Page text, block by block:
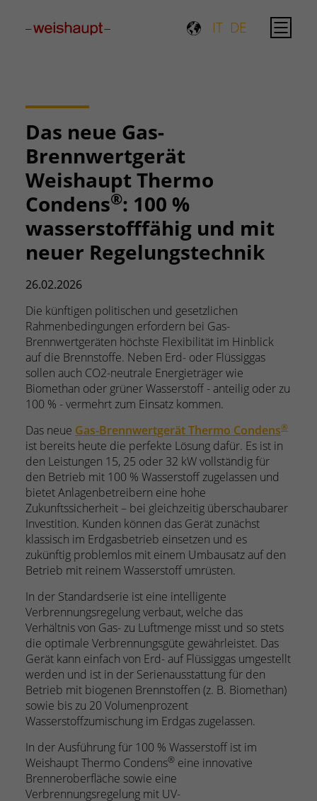
IT DE
Das neue Gas-
Brennwertgerät
Weishaupt Thermo
Condens®: 100 %
wasserstofffähig und mit
neuer Regelungstechnik
26.02.2026
Die künftigen politischen und gesetzlichen
Rahmenbedingungen erfordern bei Gas-
Brennwertgeräten höchste Flexibilität im Hinblick
auf die Brennstoffe. Neben Erd- oder Flüssiggas
sollen auch CO2-neutrale Energieträger wie
Biomethan oder grüner Wasserstoff - anteilig oder zu
100 % - vermehrt zum Einsatz kommen.
Das neue Gas-Brennwertgerät Thermo Condens®
ist bereits heute die perfekte Lösung dafür. Es ist in
den Leistungen 15, 25 oder 32 kW vollständig für
den Betrieb mit 100 % Wasserstoff zugelassen und
bietet Anlagenbetreibern eine hohe
Zukunftssicherheit – bei gleichzeitig überschaubarer
Investition. Kunden können das Gerät zunächst
klassisch im Erdgasbetrieb einsetzen und es
zukünftig problemlos mit einem Umbausatz auf den
Betrieb mit reinem Wasserstoff umrüsten.
In der Standardserie ist eine intelligente
Verbrennungsregelung verbaut, welche das
Verhältnis von Gas- zu Luftmenge misst und so stets
die optimale Verbrennungsgüte gewährleistet. Das
Gerät kann einfach von Erd- auf Flüssiggas umgestellt
werden und ist in der Serienausstattung für den
Betrieb mit biogenen Brennstoffen (z. B. Biomethan)
sowie bis zu 20 Volumenprozent
Wasserstoffzumischung im Erdgas zugelassen.
In der Ausführung für 100 % Wasserstoff ist im
Weishaupt Thermo Condens® eine innovative
Brenneroberfläche sowie eine
Verbrennungsregelung mit UV-